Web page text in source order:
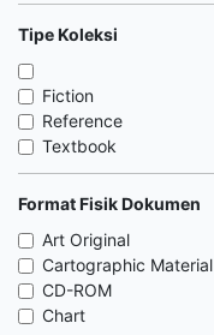
Tipe Koleksi
Fiction
Reference
Textbook
Format Fisik Dokumen
Art Original
Cartographic Material
CD-ROM
Chart